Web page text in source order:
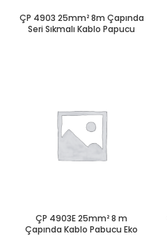
ÇP 4903 25mm² 8m Çapında
Seri Sıkmalı Kablo Papucu
ÇP 4903E 25mm² 8 m
Çapında Kablo Pabucu Eko